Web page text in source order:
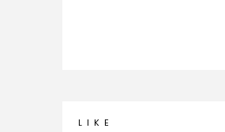
L I K E